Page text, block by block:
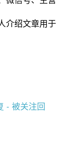
介绍文章用于
- 被关注回